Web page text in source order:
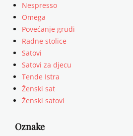
Nespresso
Omega
Povećanje grudi
Radne stolice
Satovi
Satovi za djecu
Tende Istra
Ženski sat
Ženski satovi
Oznake